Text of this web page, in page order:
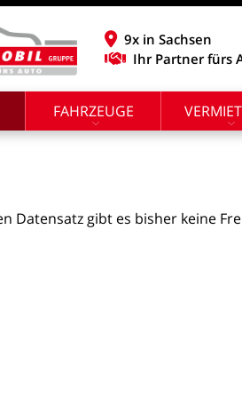
9x in Sachsen
Ihr Partner fürs
FAHRZEUGE
Datensatz gibt es bisher keine